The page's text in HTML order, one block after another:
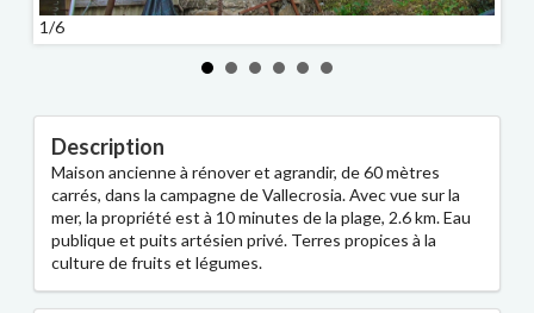
1/6
Description
Maison ancienne à rénover et agrandir, de 60 mètres
carrés, dans la campagne de Vallecrosia. Avec vue sur la
mer, la propriété est à 10 minutes de la plage, 2.6 km. Eau
publique et puits artésien privé. Terres propices à la
culture de fruits et légumes.